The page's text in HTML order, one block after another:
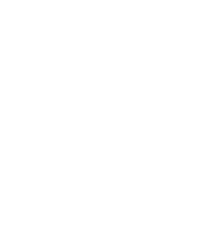
お取り寄せ】
の・お中元】
色辛子明太子【夏の贈り